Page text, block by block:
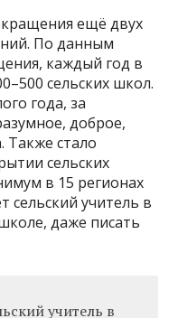
ещё двух
По данным
каждый год в
сельских школ.
года, за
доброе,
Также стало
сельских
в 15 регионах
сельский учитель в
даже писать
учитель в